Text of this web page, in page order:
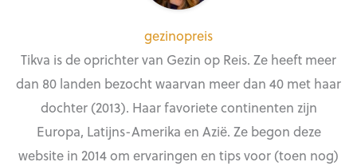
gezinopreis
Tikva is de oprichter van Gezin op Reis. Ze heeft meer
dan 80 landen bezocht waarvan meer dan 40 met haar
dochter (2013). Haar favoriete continenten zijn
Europa, Latijns-Amerika en Azië. Ze begon deze
website in 2014 om ervaringen en tips voor (toen nog)